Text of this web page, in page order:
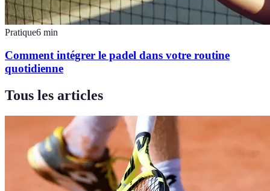
Pratique6 min
Comment intégrer le padel dans votre routine
quotidienne
Tous les articles